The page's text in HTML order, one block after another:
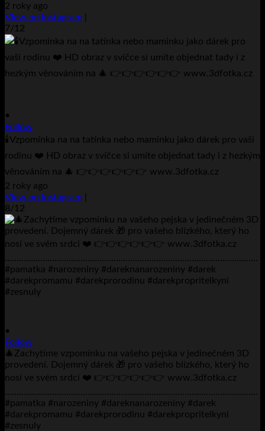
2 roky ago
View on Instagram
7/12
•
Follow
🕯️Vzpomínka na na tatínka nebo maminku jako dárek pro vaši
rodinu ❤️ HD obraz v svíčce si umíte objednat tady i z hezkým
věnováním na 🎄 👉👉👉👉👉👉 www.3dfotka.cz
2 roky ago
View on Instagram
8/12
•
Follow
🎄Zachytíme vzpomínku na vašeho pejska v jedinečném 3D
provedení. Dojemný dárek 🎁 pro vašeho blízkého, který ho
nosí ve svém srdci ❤️ 👉👉👉👉👉👉 www.3dfotka.cz
……………………………………………………………………………………………..
#pamatka #narozeniny #dareknanarozeniny #darek
#darekpromamu #darekprorodinu #darekpropritelkyni
#zesnuly